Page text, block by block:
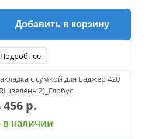
Добавить в корзину
Подробнее
с сумкой для Баджер 420
(зелёный)_Глобус
456 р.
в наличии